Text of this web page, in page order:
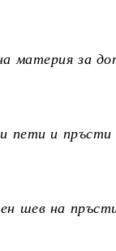
материя за
пети и
шев на